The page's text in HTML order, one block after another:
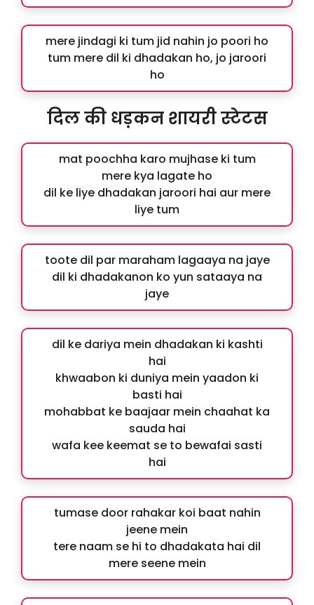
mere jindagi ki tum jid nahin jo poori ho
tum mere dil ki dhadakan ho, jo jaroori
ho
दिल की धड़कन शायरी स्टेटस
mat poochha karo mujhase ki tum
mere kya lagate ho
dil ke liye dhadakan jaroori hai aur mere
liye tum
toote dil par maraham lagaaya na jaye
dil ki dhadakanon ko yun sataaya na
jaye
dil ke dariya mein dhadakan ki kashti
hai
khwaabon ki duniya mein yaadon ki
basti hai
mohabbat ke baajaar mein chaahat ka
sauda hai
wafa kee keemat se to bewafai sasti
hai
tumase door rahakar koi baat nahin
jeene mein
tere naam se hi to dhadakata hai dil
mere seene mein